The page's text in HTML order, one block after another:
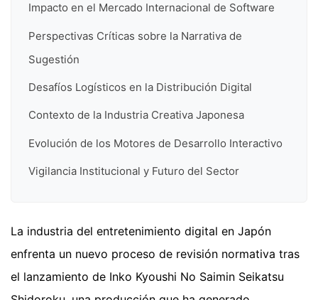
Impacto en el Mercado Internacional de Software
Perspectivas Críticas sobre la Narrativa de
Sugestión
Desafíos Logísticos en la Distribución Digital
Contexto de la Industria Creativa Japonesa
Evolución de los Motores de Desarrollo Interactivo
Vigilancia Institucional y Futuro del Sector
La industria del entretenimiento digital en Japón
enfrenta un nuevo proceso de revisión normativa tras
el lanzamiento de Inko Kyoushi No Saimin Seikatsu